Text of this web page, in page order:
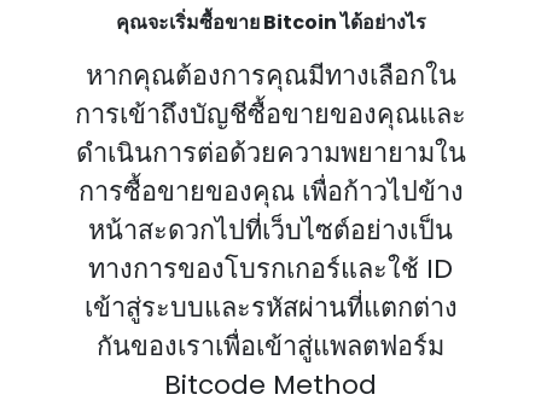
คุณจะเริ่มซื้อขาย Bitcoin ได้อย่างไร
หากคุณต้องการคุณมีทางเลือกใน
การเข้าถึงบัญชีซื้อขายของคุณและ
ดําเนินการต่อด้วยความพยายามใน
การซื้อขายของคุณ เพื่อก้าวไปข้าง
หน้าสะดวกไปที่เว็บไซต์อย่างเป็น
ทางการของโบรกเกอร์และใช้ ID
เข้าสู่ระบบและรหัสผ่านที่แตกต่าง
กันของเราเพื่อเข้าสู่แพลตฟอร์ม
Bitcode Method